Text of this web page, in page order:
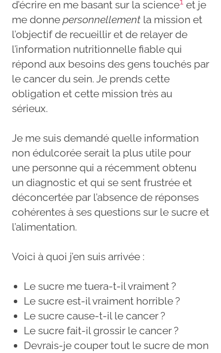
d’écrire en me basant sur la science et je
me donne personnellement la mission et
l’objectif de recueillir et de relayer de
l’information nutritionnelle fiable qui
répond aux besoins des gens touchés par
le cancer du sein. Je prends cette
obligation et cette mission très au
sérieux.
Je me suis demandé quelle information
non édulcorée serait la plus utile pour
une personne qui a récemment obtenu
un diagnostic et qui se sent frustrée et
déconcertée par l’absence de réponses
cohérentes à ses questions sur le sucre et
l’alimentation.
Voici à quoi j’en suis arrivée :
Le sucre me tuera-t-il vraiment ?
Le sucre est-il vraiment horrible ?
Le sucre cause-t-il le cancer ?
Le sucre fait-il grossir le cancer ?
Devrais-je couper tout le sucre de mon